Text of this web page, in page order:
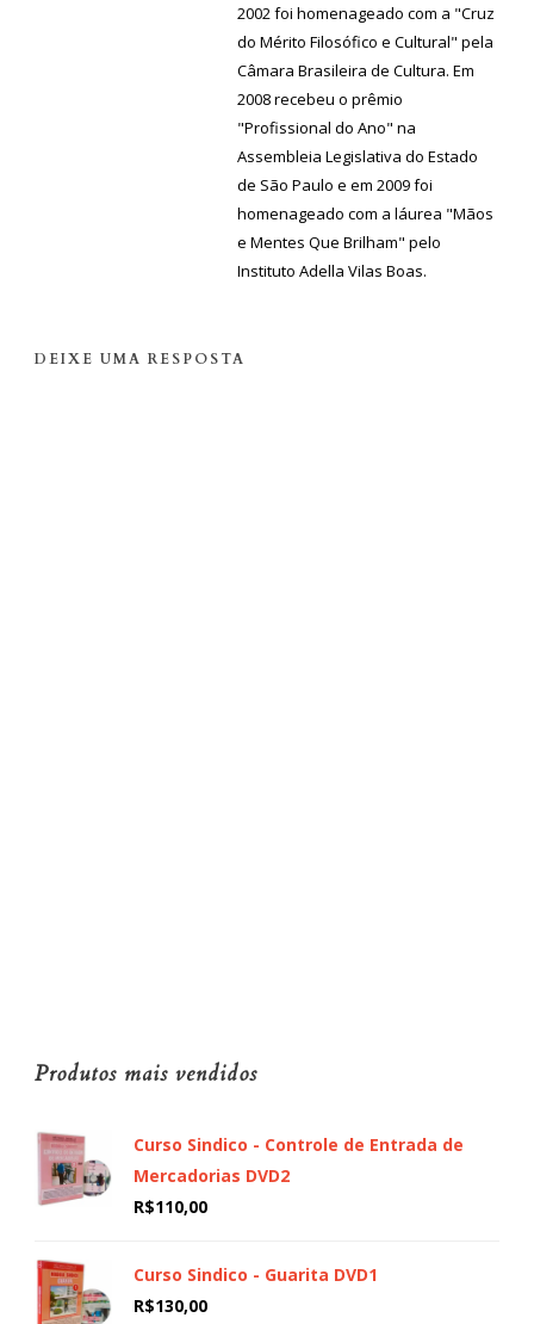
2002 foi homenageado com a "Cruz
do Mérito Filosófico e Cultural" pela
Câmara Brasileira de Cultura. Em
2008 recebeu o prêmio
"Profissional do Ano" na
Assembleia Legislativa do Estado
de São Paulo e em 2009 foi
homenageado com a láurea "Mãos
e Mentes Que Brilham" pelo
Instituto Adella Vilas Boas.
DEIXE UMA RESPOSTA
Produtos mais vendidos
Curso Sindico - Controle de Entrada de
Mercadorias DVD2
R$110,00
Curso Sindico - Guarita DVD1
R$130,00